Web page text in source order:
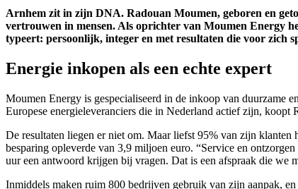
Arnhem zit in zijn DNA. Radouan Moumen, geboren en
vertrouwen in mensen. Als oprichter van Moumen Energy
typeert: persoonlijk, integer en met resultaten die voor zich
Energie inkopen als een echte expert
Moumen Energy is gespecialiseerd in de inkoop van duurzame
Europese energieleveranciers die in Nederland actief zijn,
De resultaten liegen er niet om. Maar liefst 95% van zijn klanten
besparing opleverde van 3,9 miljoen euro. “Service en
uur een antwoord krijgen bij vragen. Dat is een afspraak die we
Inmiddels maken ruim 800 bedrijven gebruik van zijn aanpak,